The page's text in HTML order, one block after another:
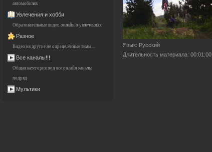
автомобилях
Увлечения и хобби
Образовательные видео онлайн о увлечениях
Разное
Видео на другие не определённые темы ...
Все каналы!!!
Общая категория под все онлайн каналы
подряд
Мультики
Язык: Русский
Длительность материала: 00:01:00